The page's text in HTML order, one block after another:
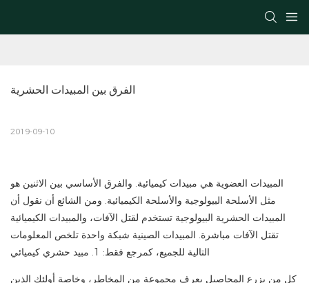
الفرق بين المبيدات الحشرية
2019-09-10
المبيدات العضوية هي مبيدات كيميائية. والفرق الأساسي بين الاثنين هو
مثل الأسلحة البيولوجية والأسلحة الكيميائية. ومن الشائع أن نقول أن
المبيدات الحشرية البيولوجية تستخدم لقتل الآفات، والمبيدات الكيميائية
تقتل الآفات مباشرة. المبيدات الصينية شبكة واحدة تلخص المعلومات
التالية للجميع، كمرجع فقط: 1. مبيد حشري كيميائي
كل من يزرع المحاصيل يعرف مجموعة من المخاطر، وخاصة أولئك الذين